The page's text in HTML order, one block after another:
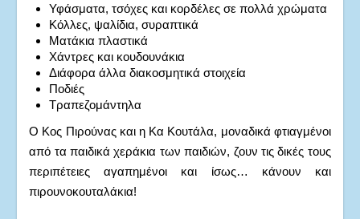
Υφάσματα, τσόχες και κορδέλες σε πολλά χρώματα
Κόλλες, ψαλίδια, συραπτικά
Ματάκια πλαστικά
Χάντρες και κουδουνάκια
Διάφορα άλλα διακοσμητικά στοιχεία
Ποδιές
Τραπεζομάντηλα
Ο Κος Πιρούνας και η Κα Κουτάλα, μοναδικά φτιαγμένοι
από τα παιδικά χεράκια των παιδιών, ζουν τις δικές τους
περιπέτειες αγαπημένοι και ίσως… κάνουν και
πιρουνοκουταλάκια!